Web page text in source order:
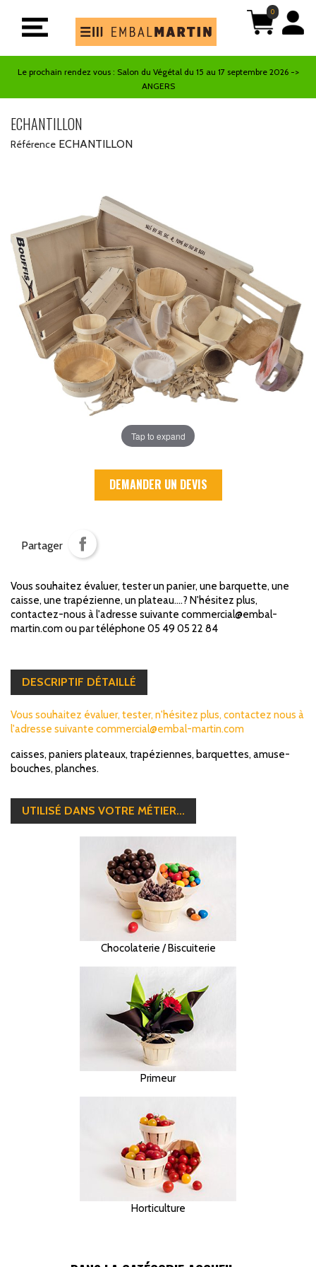
0
Le prochain rendez vous : Salon du Végétal du 15 au 17 septembre 2026 ->
ANGERS
ECHANTILLON
Référence ECHANTILLON
Tap to expand
DEMANDER UN DEVIS
Partager
Vous souhaitez évaluer, tester un panier, une barquette, une
caisse, une trapézienne, un plateau....? N'hésitez plus,
contactez-nous à l'adresse suivante commercial@embal-
martin.com ou par téléphone 05 49 05 22 84
DESCRIPTIF DÉTAILLÉ
Vous souhaitez évaluer, tester, n'hésitez plus, contactez nous à
l'adresse suivante commercial@embal-martin.com
caisses, paniers plateaux, trapéziennes, barquettes, amuse-
bouches, planches.
UTILISÉ DANS VOTRE MÉTIER...
Chocolaterie / Biscuiterie
Primeur
Horticulture